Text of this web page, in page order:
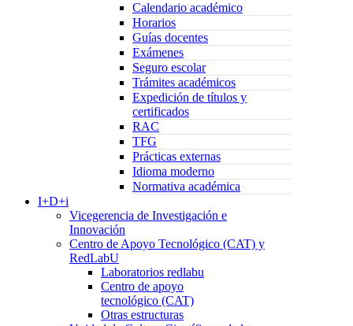
Calendario académico
Horarios
Guías docentes
Exámenes
Seguro escolar
Trámites académicos
Expedición de títulos y
certificados
RAC
TFG
Prácticas externas
Idioma moderno
Normativa académica
I+D+i
Vicegerencia de Investigación e
Innovación
Centro de Apoyo Tecnológico (CAT) y
RedLabU
Laboratorios redlabu
Centro de apoyo
tecnológico (CAT)
Otras estructuras